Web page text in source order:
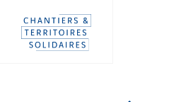
directement